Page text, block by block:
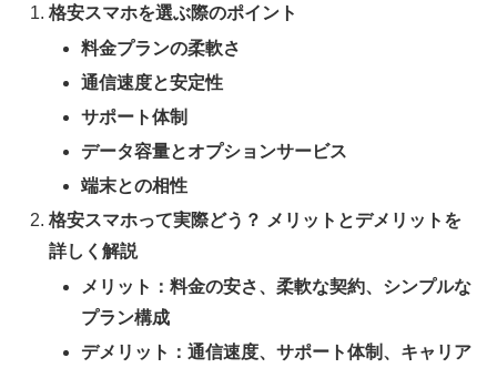
格安スマホを選ぶ際のポイント
料金プランの柔軟さ
通信速度と安定性
サポート体制
データ容量とオプションサービス
端末との相性
格安スマホって実際どう？ メリットとデメリットを
詳しく解説
メリット：料金の安さ、柔軟な契約、シンプルな
プラン構成
デメリット：通信速度、サポート体制、キャリア